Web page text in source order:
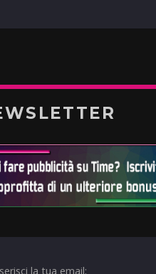
la tua email: